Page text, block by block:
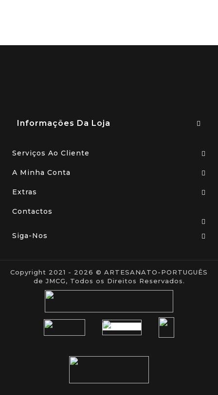
Informações Da Loja
Serviços Ao Cliente
A Minha Conta
Extras
Contactos
Siga-Nos
Copyright 2021 - 2026 © ARTESANATO-PORTUGUÊS
de JMCG, Todos os Direitos Reservados.